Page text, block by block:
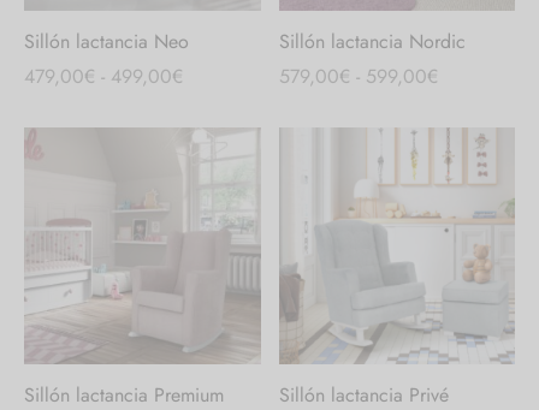
Sillón lactancia Neo
479,00€ - 499,00€
precios:
hasta
499,00€
Sillón lactancia Nordic
579,00€ - 599,00€Rango
precios:
desde
579,00€
hasta
599,00€
Sillón lactancia Premium
Sillón lactancia Privé